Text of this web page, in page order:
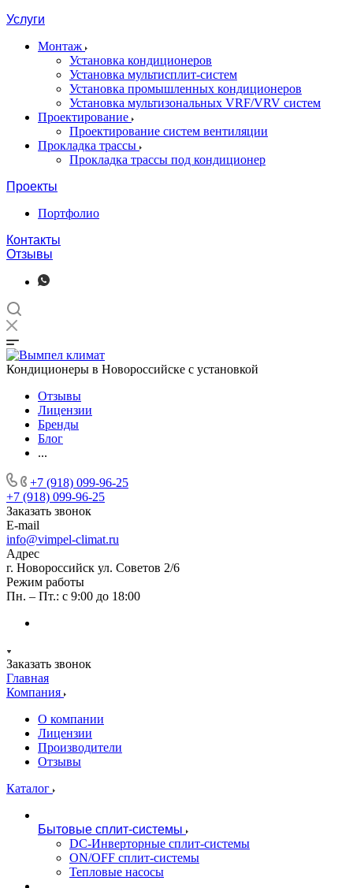
Услуги
Монтаж
Установка кондиционеров
Установка мультисплит-систем
Установка промышленных кондиционеров
Установка мультизональных VRF/VRV систем
Проектирование
Проектирование систем вентиляции
Прокладка трассы
Прокладка трассы под кондиционер
Проекты
Портфолио
Контакты
Отзывы
Кондиционеры в Новороссийске с установкой
Отзывы
Лицензии
Бренды
Блог
...
+7 (918) 099-96-25
+7 (918) 099-96-25
Заказать звонок
E-mail
info@vimpel-climat.ru
Адрес
г. Новороссийск ул. Советов 2/6
Режим работы
Пн. – Пт.: с 9:00 до 18:00
Заказать звонок
Главная
Компания
О компании
Лицензии
Производители
Отзывы
Каталог
Бытовые сплит-системы
DC-Инверторные сплит-системы
ON/OFF сплит-системы
Тепловые насосы